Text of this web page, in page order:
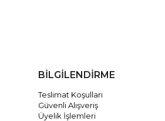
BİLGİLENDİRME
Teslimat Koşulları
Güvenli Alışveriş
Üyelik İşlemleri